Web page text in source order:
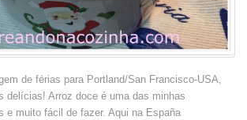
de férias para Portland/San Francisco-USA,
delícias! Arroz doce é uma das minhas
e muito fácil de fazer. Aqui na España